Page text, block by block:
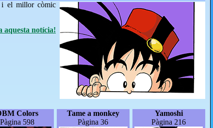
i el millor còmic
aquesta notícia!
Colors
Pàgina 598
Tame a monkey
Pàgina 36
Yamoshi
Pàgina 216